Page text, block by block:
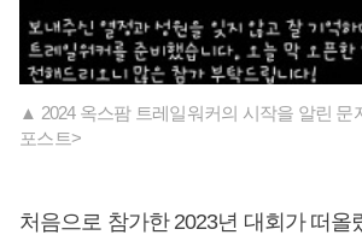
▲ 2024 옥스팜 트레일워커의 시작을 알린 문
포스트>
처음으로 참가한 2023년 대회가 떠올